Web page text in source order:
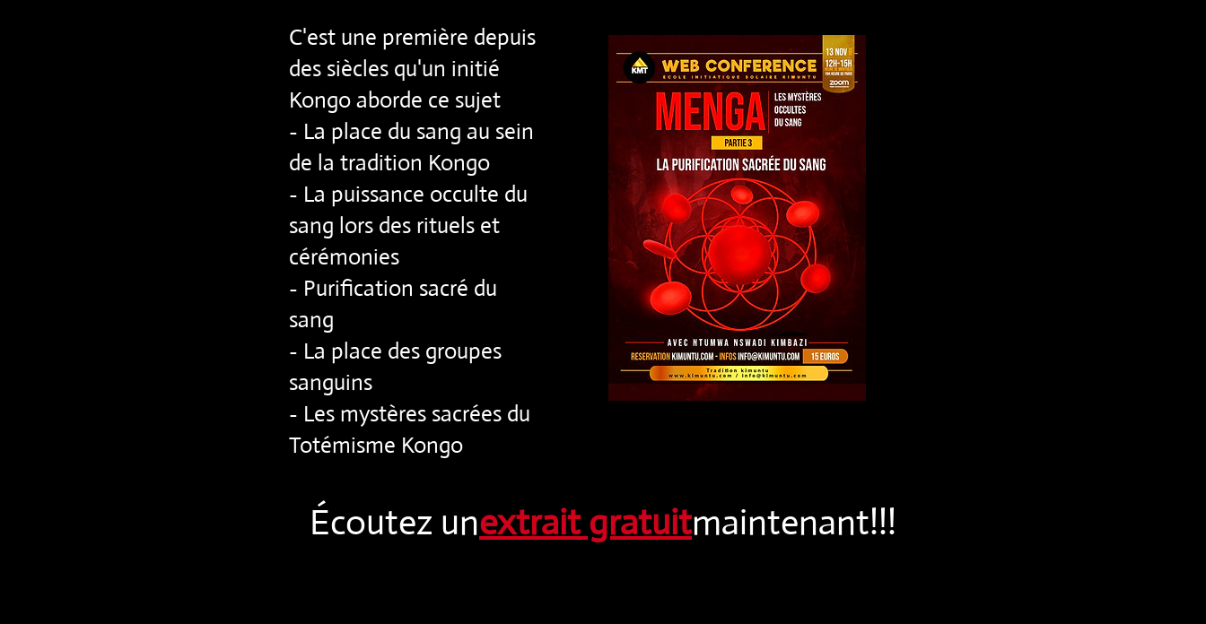
C'est une première depuis
des siècles qu'un initié
Kongo aborde ce sujet
- La place du sang au sein
de la tradition Kongo
- La puissance occulte du
sang lors des rituels et
cérémonies
- Purification sacré du
sang
- La place des groupes
sanguins
- Les mystères sacrées du
Totémisme Kongo
Écoutez unextrait gratuitmaintenant!!!